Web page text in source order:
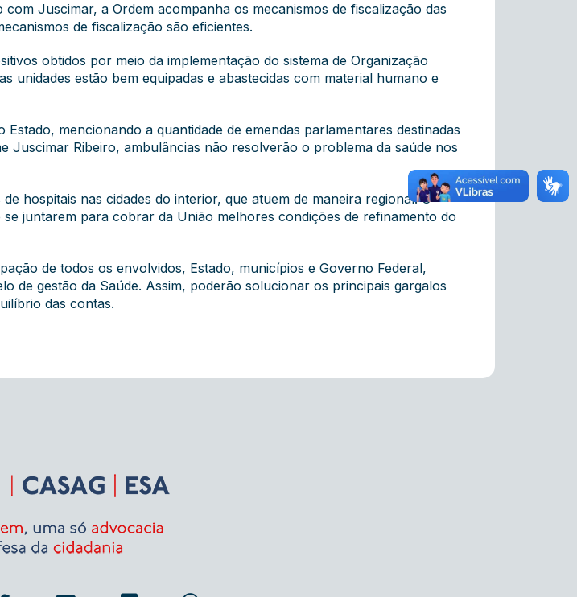
Juscimar, a Ordem acompanha os mecanismos de fiscalização das
de fiscalização são eficientes.
obtidos por meio da implementação do sistema de Organização
unidades estão bem equipadas e abastecidas com material humano e
mencionando a quantidade de emendas parlamentares destinadas
Juscimar Ribeiro, ambulâncias não resolverão o problema da saúde nos
hospitais nas cidades do interior, que atuem de maneira regional. O
juntarem para cobrar da União melhores condições de refinamento do
de todos os envolvidos, Estado, municípios e Governo Federal,
de gestão da Saúde. Assim, poderão solucionar os principais gargalos
das contas.